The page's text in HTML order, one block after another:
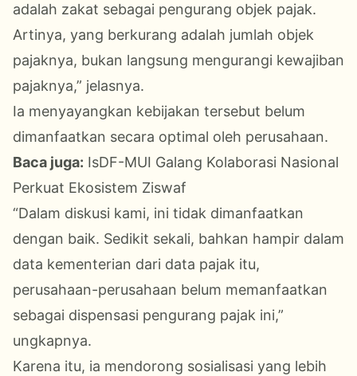
adalah zakat sebagai pengurang objek pajak.
Artinya, yang berkurang adalah jumlah objek
pajaknya, bukan langsung mengurangi kewajiban
pajaknya,” jelasnya.
Ia menyayangkan kebijakan tersebut belum
dimanfaatkan secara optimal oleh perusahaan.
Baca juga: IsDF-MUI Galang Kolaborasi Nasional
Perkuat Ekosistem Ziswaf
“Dalam diskusi kami, ini tidak dimanfaatkan
dengan baik. Sedikit sekali, bahkan hampir dalam
data kementerian dari data pajak itu,
perusahaan-perusahaan belum memanfaatkan
sebagai dispensasi pengurang pajak ini,”
ungkapnya.
Karena itu, ia mendorong sosialisasi yang lebih